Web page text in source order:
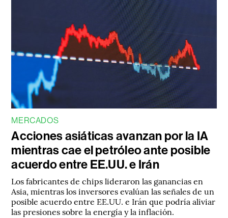
MERCADOS
Acciones asiáticas avanzan por la IA
mientras cae el petróleo ante posible
acuerdo entre EE.UU. e Irán
Los fabricantes de chips lideraron las ganancias en
Asia, mientras los inversores evalúan las señales de un
posible acuerdo entre EE.UU. e Irán que podría aliviar
las presiones sobre la energía y la inflación.